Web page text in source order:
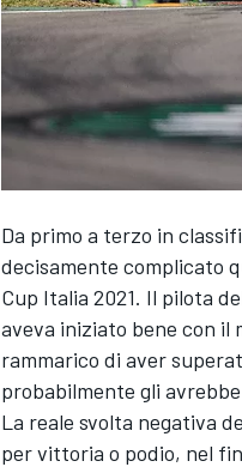
MONOPOSTO
Da primo a terzo in
decisamente complicato
Cup Italia 2021. Il pilota
aveva iniziato bene con il
rammarico di aver
probabilmente gli
La reale svolta negativa
per vittoria o podio, nel